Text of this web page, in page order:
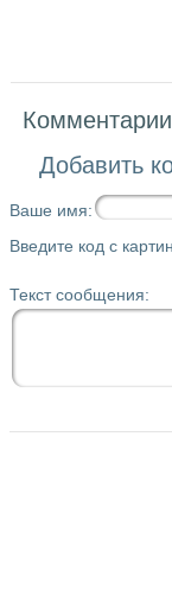
Добавить
Ваше имя:
Введите код с
Текст сообщения: